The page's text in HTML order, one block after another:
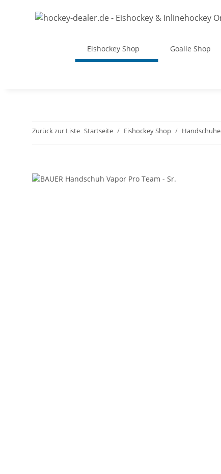
Eishockey Shop Goalie Shop
Zurück zur Liste Startseite Eishockey Shop Handschuhe